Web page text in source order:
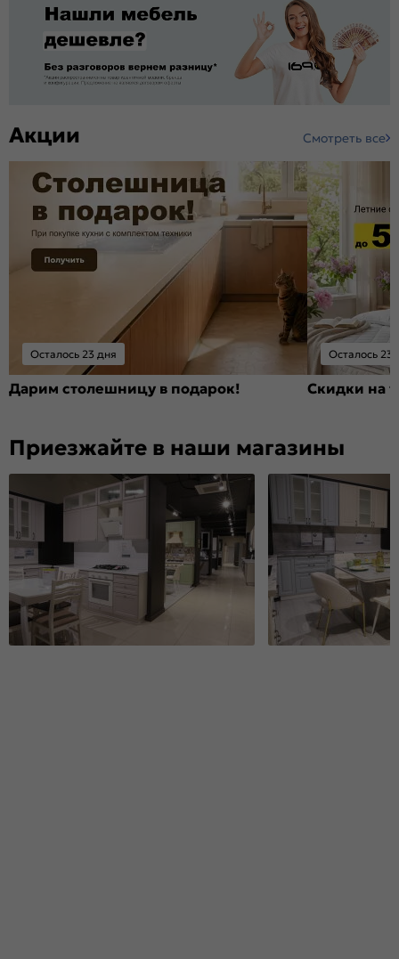
Акции Смотреть все
Осталось 23 дня
Дарим столешницу в подарок!
Осталось 23
Скидки на
Приезжайте в наши магазины